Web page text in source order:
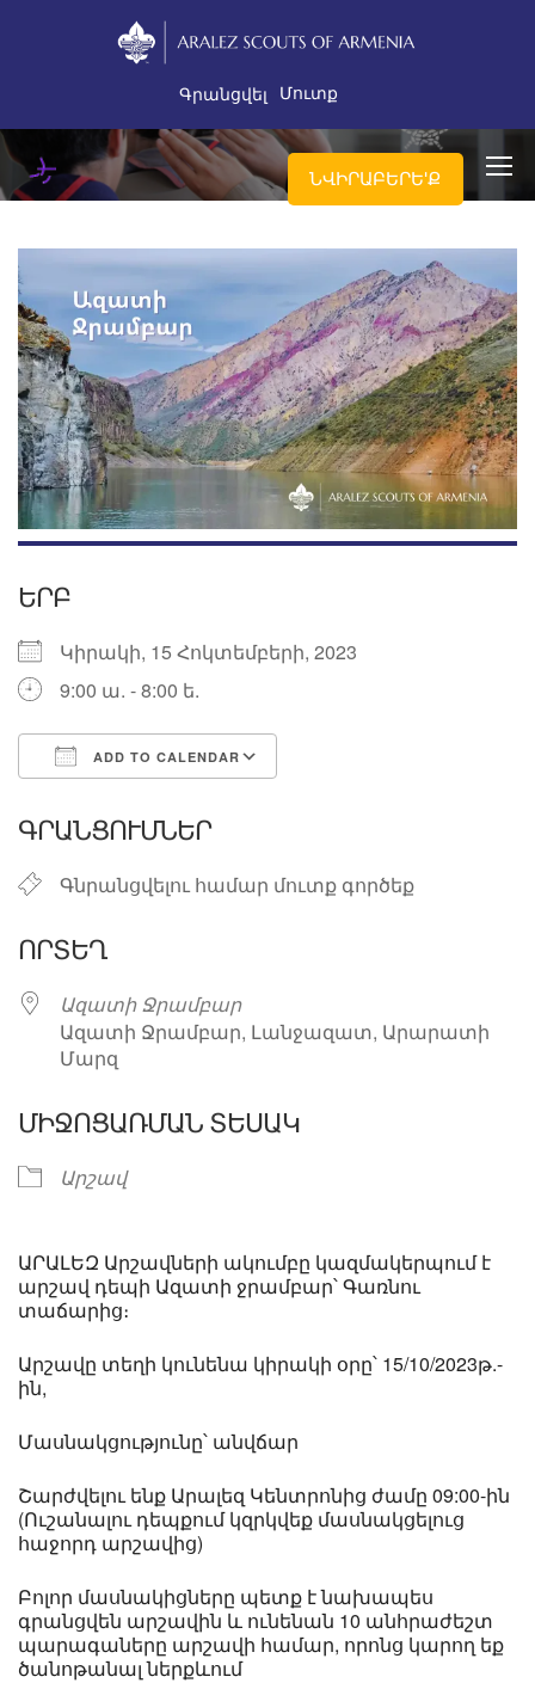
Գրանցվել Մուտք
ՆՎԻՐԱԲԵՐԵ'Ք
ԵՐԲ
Կիրակի, 15 Հոկտեմբերի, 2023
9:00 ա. - 8:00 ե.
ADD TO CALENDAR
ԳՐԱՆՑՈՒՄՆԵՐ
Գնրանցվելու համար մուտք գործեք
ՈՐՏԵՂ
Ազատի Ջրամբար
Ազատի Ջրամբար, Լանջազատ, Արարատի
Մարզ
ՄԻՋՈՑԱՌՄԱՆ ՏԵՍԱԿ
Արշավ
ԱՐԱԼԵԶ Արշավների ակումբը կազմակերպում է
արշավ դեպի Ազատի ջրամբար՝ Գառնու
տաճարից։
Արշավը տեղի կունենա կիրակի օրը՝ 15/10/2023թ.-
ին,
Մասնակցությունը՝ անվճար
Շարժվելու ենք Արալեզ Կենտրոնից ժամը 09:00-ին
(Ուշանալու դեպքում կզրկվեք մասնակցելուց
հաջորդ արշավից)
Բոլոր մասնակիցները պետք է նախապես
գրանցվեն արշավին և ունենան 10 անհրաժեշտ
պարագաները արշավի համար, որոնց կարող եք
ծանոթանալ ներքևում